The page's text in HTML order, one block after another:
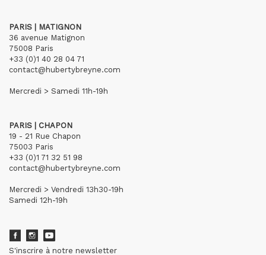
PARIS | MATIGNON
36 avenue Matignon
75008 Paris
+33 (0)1 40 28 04 71
contact@hubertybreyne.com
Mercredi > Samedi 11h-19h
PARIS | CHAPON
19 - 21 Rue Chapon
75003 Paris
+33 (0)1 71 32 51 98
contact@hubertybreyne.com
Mercredi > Vendredi 13h30-19h
Samedi 12h-19h
S'inscrire à notre newsletter